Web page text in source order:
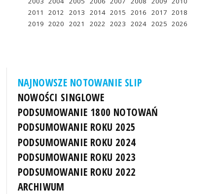
2011
2012 2013 2014 2015 2016 2017 2018
2019 2020 2021 2022 2023 2024 2025 2026
NAJNOWSZE NOTOWANIE SLIP
NOWOŚCI SINGLOWE
PODSUMOWANIE 1800 NOTOWAŃ
PODSUMOWANIE ROKU 2025
PODSUMOWANIE ROKU 2024
PODSUMOWANIE ROKU 2023
PODSUMOWANIE ROKU 2022
ARCHIWUM